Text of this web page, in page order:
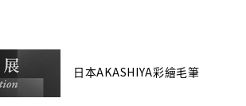
日本AKASHIYA彩繪毛筆